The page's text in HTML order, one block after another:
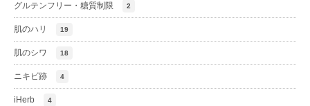
グルテンフリー・糖質制限 2
肌のハリ 19
肌のシワ 18
ニキビ跡 4
iHerb 4